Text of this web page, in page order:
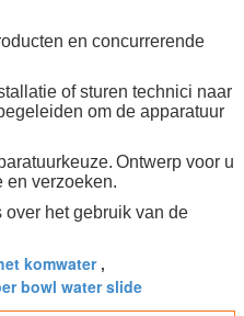
en concurrerende
of sturen technici naar
om de apparatuur
Ontwerp voor u
en verzoeken.
het gebruik van de
komwater,
bowl water slide